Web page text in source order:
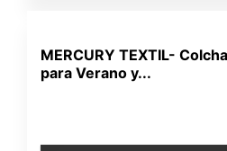
MERCURY TEXTIL-
para Verano y...